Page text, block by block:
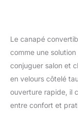
Le canapé
comme une solution
conjuguer salon et
en velours côtelé
ouverture rapide, il
entre confort et